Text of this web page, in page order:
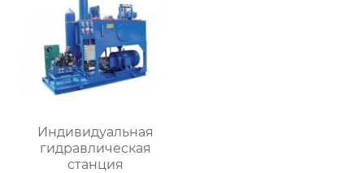
Индивидуальная
гидравлическая
станция